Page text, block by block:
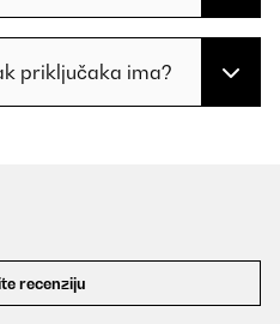
priključaka ima?
recenziju